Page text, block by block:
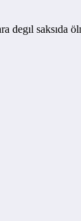
degıl saksıda